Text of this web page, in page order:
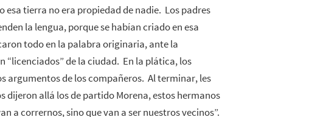
esa tierra no era propiedad de nadie. Los padres
la lengua, porque se habían criado en esa
todo en la palabra originaria, ante la
“licenciados” de la ciudad. En la plática, los
argumentos de los compañeros. Al terminar, les
dijeron allá los de partido Morena, estos hermanos
a corrernos, sino que van a ser nuestros vecinos”.